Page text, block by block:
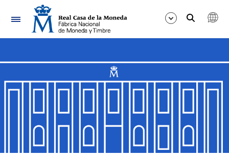
Navigation
Show/Hide
Show/Hide
Show/Hide